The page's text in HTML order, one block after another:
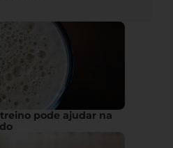
pode ajudar na